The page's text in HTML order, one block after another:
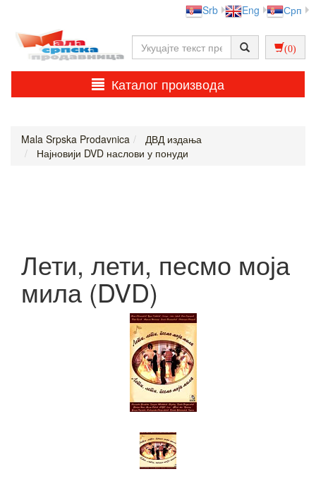
Srb Eng Срп
(0)
Каталог производа
Mala Srpska Prodavnica
ДВД издања
Најновији DVD наслови у понуди
Лети, лети, песмо моја
мила (DVD)